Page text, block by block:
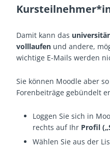
Damit kann das
volllaufen und andere,
wichtige E-Mails werden
Sie können Moodle aber
Forenbeiträge gebündelt
Loggen Sie sich in
rechts auf Ihr Profil
Wählen Sie aus der